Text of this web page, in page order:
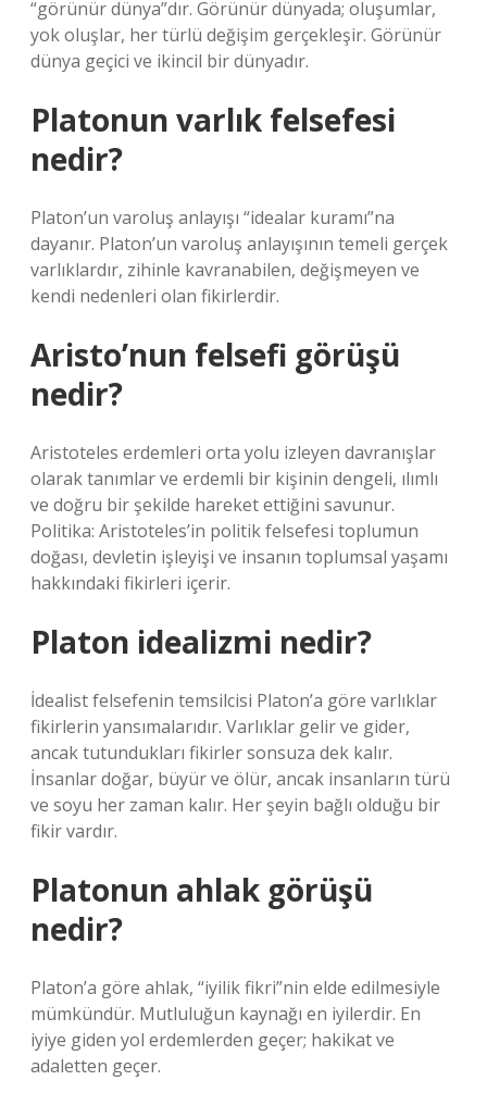
“görünür dünya”dır. Görünür dünyada; oluşumlar,
yok oluşlar, her türlü değişim gerçekleşir. Görünür
dünya geçici ve ikincil bir dünyadır.
Platonun varlık felsefesi
nedir?
Platon’un varoluş anlayışı “idealar kuramı”na
dayanır. Platon’un varoluş anlayışının temeli gerçek
varlıklardır, zihinle kavranabilen, değişmeyen ve
kendi nedenleri olan fikirlerdir.
Aristo’nun felsefi görüşü
nedir?
Aristoteles erdemleri orta yolu izleyen davranışlar
olarak tanımlar ve erdemli bir kişinin dengeli, ılımlı
ve doğru bir şekilde hareket ettiğini savunur.
Politika: Aristoteles’in politik felsefesi toplumun
doğası, devletin işleyişi ve insanın toplumsal yaşamı
hakkındaki fikirleri içerir.
Platon idealizmi nedir?
İdealist felsefenin temsilcisi Platon’a göre varlıklar
fikirlerin yansımalarıdır. Varlıklar gelir ve gider,
ancak tutundukları fikirler sonsuza dek kalır.
İnsanlar doğar, büyür ve ölür, ancak insanların türü
ve soyu her zaman kalır. Her şeyin bağlı olduğu bir
fikir vardır.
Platonun ahlak görüşü
nedir?
Platon’a göre ahlak, “iyilik fikri”nin elde edilmesiyle
mümkündür. Mutluluğun kaynağı en iyilerdir. En
iyiye giden yol erdemlerden geçer; hakikat ve
adaletten geçer.